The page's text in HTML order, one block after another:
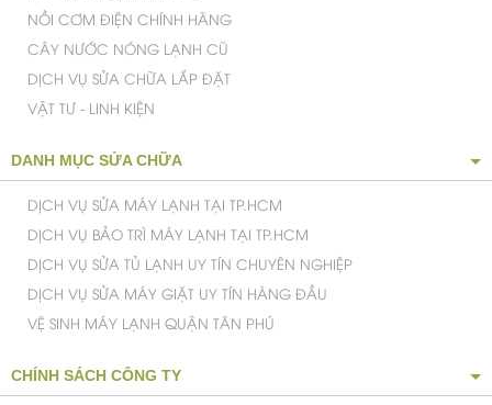
NỒI CƠM ĐIỆN CHÍNH HÃNG
CÂY NƯỚC NÓNG LẠNH CŨ
DỊCH VỤ SỬA CHỮA LẮP ĐẶT
VẬT TƯ - LINH KIỆN
DANH MỤC SỬA CHỮA
DỊCH VỤ SỬA MÁY LẠNH TẠI TP.HCM
DỊCH VỤ BẢO TRÌ MÁY LẠNH TẠI TP.HCM
DỊCH VỤ SỬA TỦ LẠNH UY TÍN CHUYÊN NGHIỆP
DỊCH VỤ SỬA MÁY GIẶT UY TÍN HÀNG ĐẦU
VỆ SINH MÁY LẠNH QUẬN TÂN PHÚ
CHÍNH SÁCH CÔNG TY